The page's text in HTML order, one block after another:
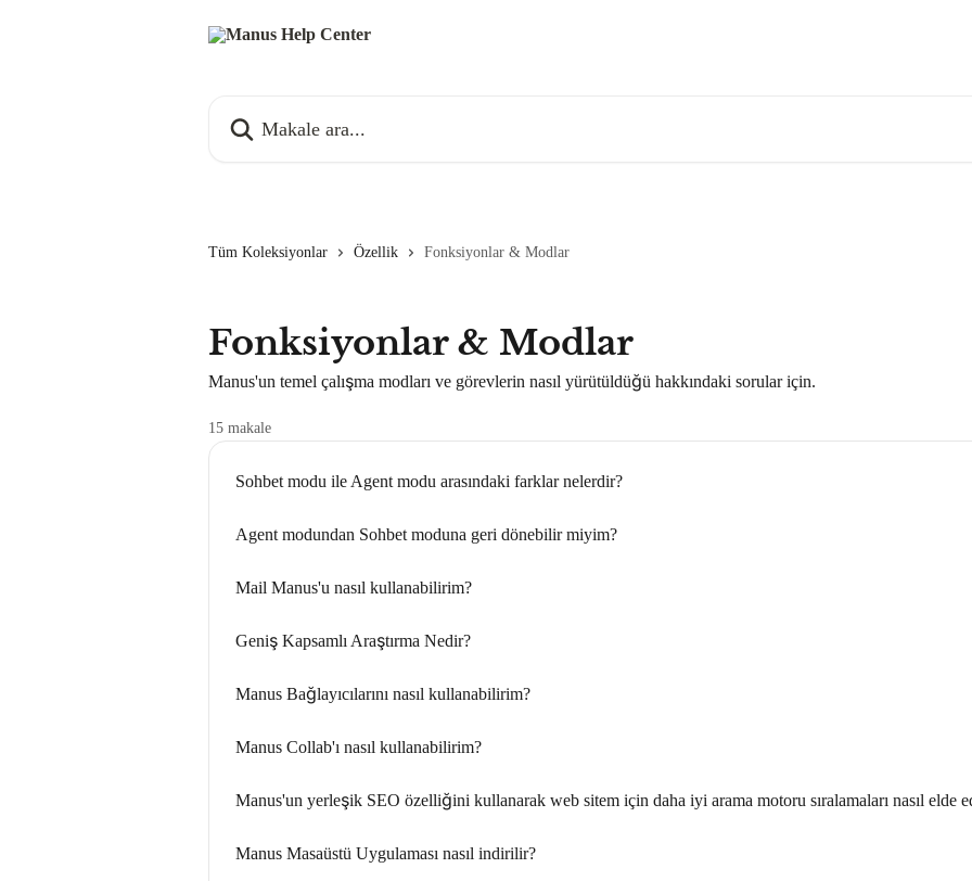
Tüm Koleksiyonlar Özellik Fonksiyonlar & Modlar
Fonksiyonlar & Modlar
Manus'un temel çalışma modları ve görevlerin nasıl yürütüldüğü hakkındaki sorular için.
15 makale
Sohbet modu ile Agent modu arasındaki farklar nelerdir?
Agent modundan Sohbet moduna geri dönebilir miyim?
Mail Manus'u nasıl kullanabilirim?
Geniş Kapsamlı Araştırma Nedir?
Manus Bağlayıcılarını nasıl kullanabilirim?
Manus Collab'ı nasıl kullanabilirim?
Manus'un yerleşik SEO özelliğini kullanarak web sitem için daha iyi arama motoru sıralamaları nasıl elde
Manus Masaüstü Uygulaması nasıl indirilir?